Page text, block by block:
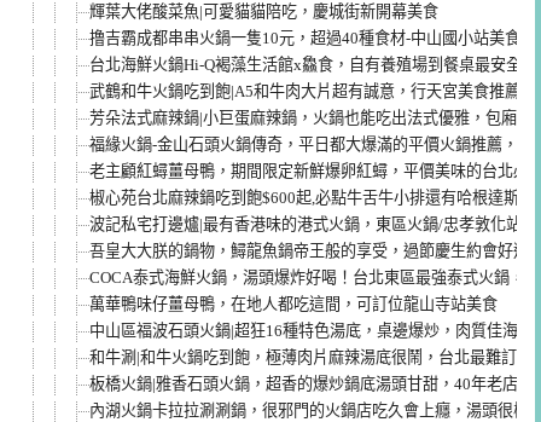
輝葉大佬酸菜魚|可愛貓貓陪吃，慶城街新開幕美食
撸吉霸成都串串火鍋一隻10元，超過40種食材-中山國小站美食
台北海鮮火鍋Hi-Q褐藻生活館x鱻食，自有養殖場到餐桌最安全
武鶴和牛火鍋吃到飽|A5和牛肉大片超有誠意，行天宮美食推薦
芳朵法式麻辣鍋|小巨蛋麻辣鍋，火鍋也能吃出法式優雅，包廂聚
福緣火鍋-金山石頭火鍋傳奇，平日都大爆滿的平價火鍋推薦，內
老主顧紅蟳薑母鴨，期間限定新鮮爆卵紅蟳，平價美味的台北必
椒心苑台北麻辣鍋吃到飽$600起,必點牛舌牛小排還有哈根達斯
波記私宅打邊爐|最有香港味的港式火鍋，東區火鍋/忠孝敦化站聚
吾皇大大朕的鍋物，鱘龍魚鍋帝王般的享受，過節慶生約會好選
COCA泰式海鮮火鍋，湯頭爆炸好喝！台北東區最強泰式火鍋，
萬華鴨味仔薑母鴨，在地人都吃這間，可訂位龍山寺站美食
中山區福波石頭火鍋|超狂16種特色湯底，桌邊爆炒，肉質佳海
和牛涮|和牛火鍋吃到飽，極薄肉片麻辣湯底很鬧，台北最難訂位
板橋火鍋|雅香石頭火鍋，超香的爆炒鍋底湯頭甘甜，40年老店新
內湖火鍋卡拉拉涮涮鍋，很邪門的火鍋店吃久會上癮，湯頭很棒